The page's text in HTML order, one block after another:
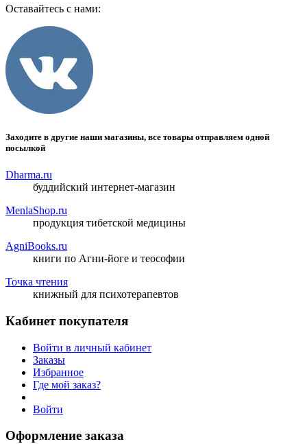
Оставайтесь с нами:
Заходите в другие наши магазины, все товары отправляем одной
посылкой
Dharma.ru
буддийский интернет-магазин
MenlaShop.ru
продукция тибетской медицины
AgniBooks.ru
книги по Агни-йоге и теософии
Точка чтения
книжный для психотерапевтов
Кабинет покупателя
Войти в личный кабинет
Заказы
Избранное
Где мой заказ?
Войти
Оформление заказа